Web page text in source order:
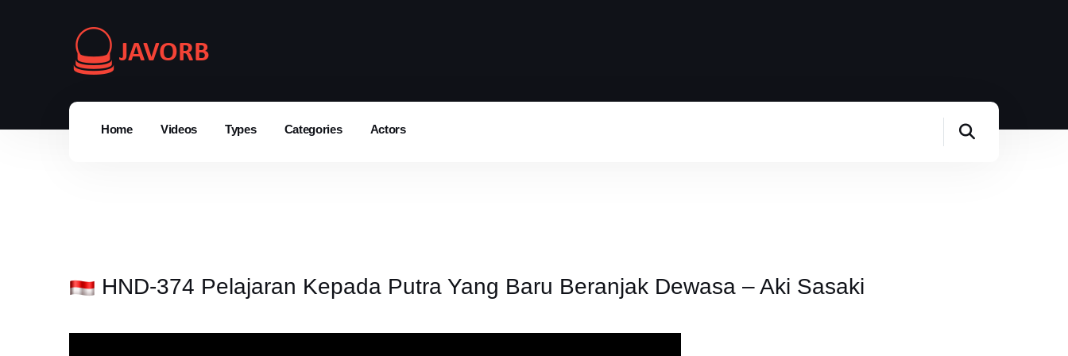
Home Videos Types Categories Actors
HND-374 Pelajaran Kepada Putra Yang Baru Beranjak Dewasa – Aki Sasaki